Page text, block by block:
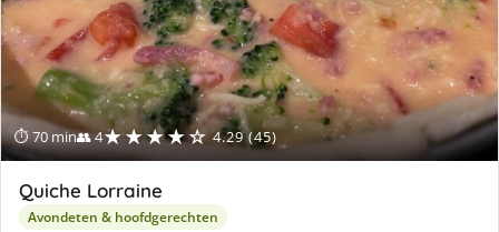
⏱ 70 min👥 4★★★★☆ 4.29 (45)
Quiche Lorraine
Avondeten & hoofdgerechten